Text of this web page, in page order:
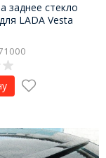
заднее стекло
LADA Vesta